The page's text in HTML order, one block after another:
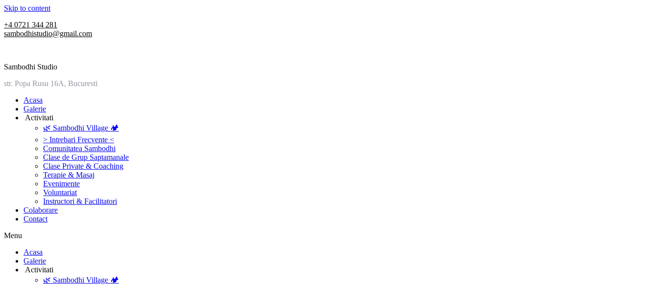
Skip to content
+4 0721 344 281
sambodhistudio@gmail.com
Sambodhi Studio
str. Popa Rusu 16A, Bucuresti
‎Acasa
Galerie
‎ ‎Activitati‎
🌿 Sambodhi Village 🏕️
> Intrebari Frecvente <
Comunitatea Sambodhi
Clase de Grup Saptamanale
Clase Private & Coaching
Terapie & Masaj
‎Evenimente
Voluntariat
‏‏‎Instructori & Facilitatori
Colaborare
Contact
Menu
‎Acasa
Galerie
‎ ‎Activitati‎
🌿 Sambodhi Village 🏕️